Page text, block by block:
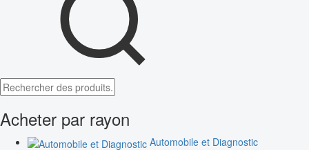
Acheter par rayon
Automobile et Diagnostic